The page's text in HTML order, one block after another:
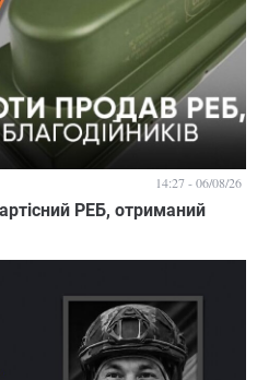
РЕБ, отриманий
14:27 - 06/08/26